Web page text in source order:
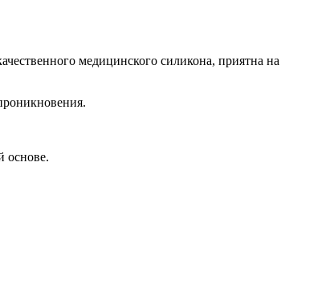
медицинского силикона, приятна на
основе.